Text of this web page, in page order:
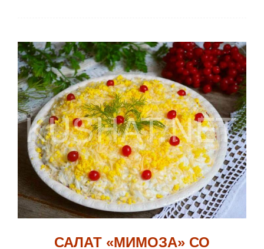
САЛАТ «МИМОЗА» СО